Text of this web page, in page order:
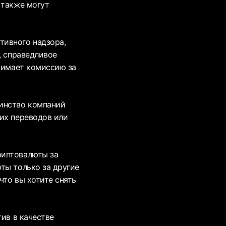
могут
надзора,
справедливое
комиссию за
компаний
переводов или
за
только за другие
вы хотите снять
в качестве